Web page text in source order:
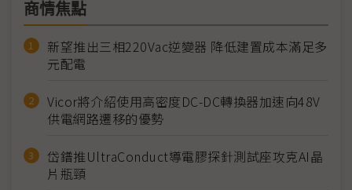
商情焦點
新望推出三相220Vac逆變器 降低建置成本滿足多
元配電
Vicor將介紹使用高密度DC-DC轉換器加速向48V
供電網路遷移的優勢
岱鐠推UltraConduct導電膠探針測試座攻克AI晶
片瓶頸